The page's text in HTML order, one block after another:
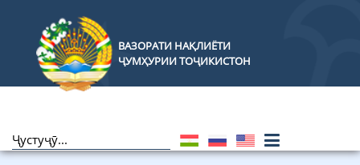
ВАЗОРАТИ НАҚЛИЁТИ
ҶУМҲУРИИ ТОҶИКИСТОН